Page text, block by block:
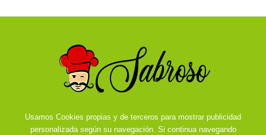
Usamos Cookies propias y de terceros para mostrar publicidad
personalizada según su navegación. Si continua navegando